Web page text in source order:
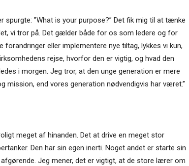
spurgte: ”What is your purpose?” Det fik mig til at tænke
vi tror på. Det gælder både for os som ledere og for
forandringer eller implementere nye tiltag, lykkes vi kun,
rejse, hvorfor den er vigtig, og hvad den
i morgen. Jeg tror, at den unge generation er mere
mission, end vores generation nødvendigvis har været.”
meget af hinanden. Det at drive en meget stor
Den har sin egen inerti. Noget andet er starte sin
Jeg mener, det er vigtigt, at de store lærer om